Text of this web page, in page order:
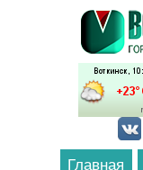
Перейти к
Главная